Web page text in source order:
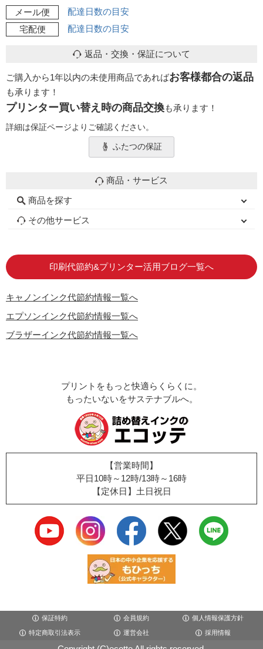
メール便
配達日数の目安
宅配便
配達日数の目安
返品・交換・保証について
ご購入から1年以内の未使用商品であればお客様都合の返品
も承ります！
プリンター買い替え時の商品交換も承ります！
詳細は保証ページよりご確認ください。
ふたつの保証
商品・サービス
商品を探す
初心者用セット
キャノンインク
エプソンインク
ブラザーインク
詰め替えインク
互換インクボトル
互換インクカートリッジ
再生インクカートリッジ
トナーカートリッジ
その他サービス
印刷代節約&プリンター活用ブログ一覧へ
キャノンインク代節約情報一覧へ
エプソンインク代節約情報一覧へ
ブラザーインク代節約情報一覧へ
プリントをもっと快適らくらくに。
もったいないをサステナブルへ。
【営業時間】
平日10時～12時/13時～16時
【定休日】土日祝日
保証特約 会員規約 個人情報保護方針
特定商取引法表示 運営会社 採用情報